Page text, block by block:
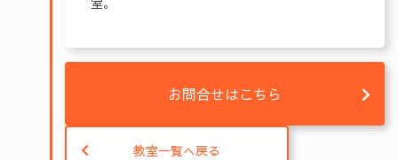
お問合せはこちら
教室一覧へ戻る